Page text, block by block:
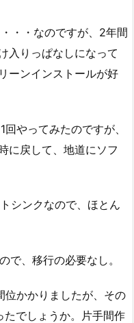
・・なのですが、2年間
入りっぱなしになって
ーンインストールが好
やってみたのですが、
に戻して、地道にソフ
シンクなので、ほとん
で、移行の必要なし。
かかりましたが、その
でしょうか。片手間作